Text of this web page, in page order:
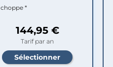
choppe *
144,95 €
Tarif par an